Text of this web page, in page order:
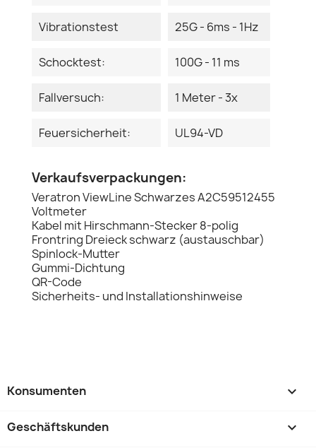
Vibrationstest 25G - 6ms - 1Hz
Schocktest: 100G - 11 ms
Fallversuch: 1 Meter - 3x
Feuersicherheit: UL94-VD
Verkaufsverpackungen:
Veratron ViewLine Schwarzes A2C59512455
Voltmeter
Kabel mit Hirschmann-Stecker 8-polig
Frontring Dreieck schwarz (austauschbar)
Spinlock-Mutter
Gummi-Dichtung
QR-Code
Sicherheits- und Installationshinweise
Konsumenten 
Geschäftskunden 